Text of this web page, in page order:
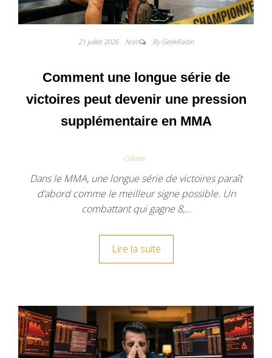
21 juillet 2026 Non By GeekRadin
Comment une longue série de
victoires peut devenir une pression
supplémentaire en MMA
Culture
Dans le MMA, une longue série de victoires paraît
d’abord comme le meilleur signe possible. Un
combattant qui gagne 8,…
Lire la suite